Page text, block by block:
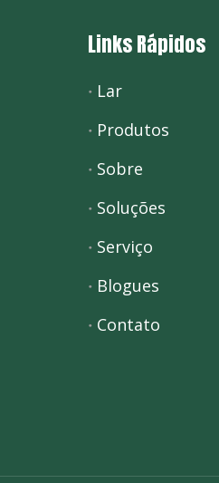
Links Rápidos
Lar
Produtos
Sobre
Soluções
Serviço
Blogues
Contato